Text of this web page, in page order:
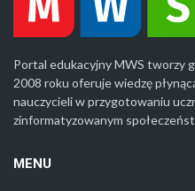
Portal edukacyjny MWS tworzy
2008 roku oferuje wiedzę
nauczycieli w przygotowaniu
zinformatyzowanym
MENU